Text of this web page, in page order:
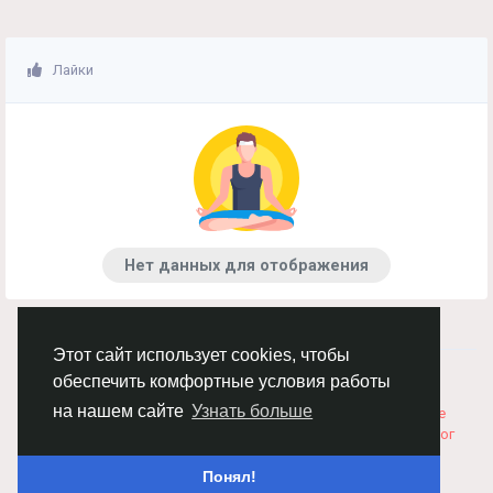
Этот сайт использует cookies, чтобы
обеспечить комфортные условия работы
на нашем сайте Узнать больше
Понял!
Лайки
Нет данных для отображения
© 2026 Chimba!
Русский
Правила размещения и покупки товаров
Как добавить
вакансию
Правила размещения статей
Соглашение
Каталог